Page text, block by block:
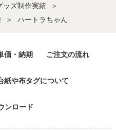
ッズ制作実績
ハートラちゃん
価・納期 ご注文の流れ
紙や布タグについて
ンロード